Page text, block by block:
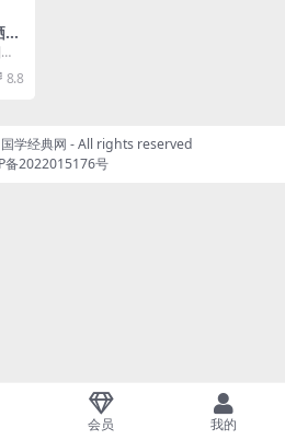
8.8
国学经典网 - All rights reserved
备2022015176号
会员 我的